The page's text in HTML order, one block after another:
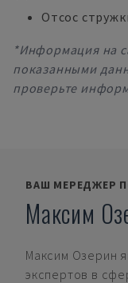
Отсос
*Информация на
показанными
проверьте
ВАШ МЕРЕДЖЕР
Максим
Максим Озерин
экспертов в